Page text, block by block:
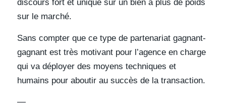
discours fort et unique sur un bien a plus de poids
sur le marché.
Sans compter que ce type de partenariat gagnant-
gagnant est très motivant pour l’agence en charge
qui va déployer des moyens techniques et
humains pour aboutir au succès de la transaction.
—